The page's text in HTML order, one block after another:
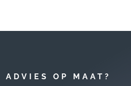
ADVIES OP MAAT?